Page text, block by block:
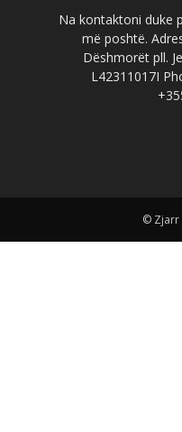
Na kontaktoni duke
më poshtë.
Dëshmorët pll.
L42311017I
© Zjarr